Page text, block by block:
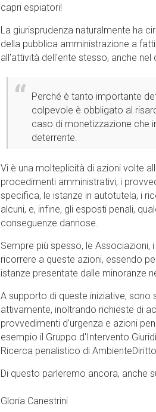
capri espiatori!
La giurisprudenza naturalmente ha
della pubblica amministrazione a
all'attività dell'ente stesso, anche
Perché è tanto importante
colpevole è obbligato al
caso di monetizzazione che
deterrente.
Vi è una molteplicità di azioni volte
procedimenti amministrativi, i
specifica, le istanze in autotutela, i
alcuni, e, infine, gli esposti penali,
conseguenze dannose.
Sempre più spesso, le
ricorrere a queste azioni, essendo
istanze presentate dalle minoranze
A supporto di queste iniziative,
attivamente, inoltrando richieste di
provvedimenti d'urgenza e azioni
esempio il Gruppo d'Intervento
Ricerca penalistico di
Di questo parleremo ancora, anche
Gloria Canestrini